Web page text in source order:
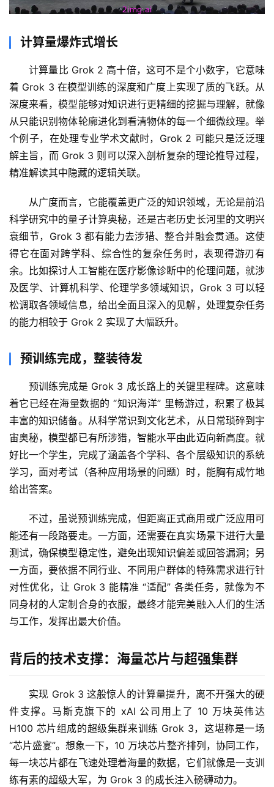
量
化
绘
梦
计算量爆炸式增长
计算量比 Grok 2 高十倍，这可不是个小数字，它意味
着 Grok 3 在模型训练的深度和广度上实现了质的飞跃。从
深度来看，模型能够对知识进行更精细的挖掘与理解，就像
从只能识别物体轮廓进化到看清物体的每一个细微纹理。举
个例子，在处理专业学术文献时，Grok 2 可能只是泛泛理
解主旨，而 Grok 3 则可以深入剖析复杂的理论推导过程，
精准解读其中隐藏的逻辑关联。
从广度而言，它能覆盖更广泛的知识领域，无论是前沿
科学研究中的量子计算奥秘，还是古老历史长河里的文明兴
衰细节，Grok 3 都有能力去涉猎、整合并融会贯通。这使
得它在面对跨学科、综合性的复杂任务时，表现得游刃有
余。比如探讨人工智能在医疗影像诊断中的伦理问题，就涉
及医学、计算机科学、伦理学多领域知识，Grok 3 可以轻
松调取各领域信息，给出全面且深入的见解，处理复杂任务
的能力相较于 Grok 2 实现了大幅跃升。
预训练完成，整装待发
预训练完成是 Grok 3 成长路上的关键里程碑。这意味
着它已经在海量数据的 “知识海洋” 里畅游过，积累了极其
丰富的知识储备。从科学常识到文化艺术，从日常琐碎到宇
宙奥秘，模型都已有所涉猎，智能水平由此迈向新高度。就
好比一个学生，完成了涵盖各个学科、各个层级知识的系统
学习，面对考试（各种应用场景的问题）时，能胸有成竹地
给出答案。
不过，虽说预训练完成，但距离正式商用或广泛应用可
能还有一段路要走。一方面，还需要在真实场景下进行大量
测试，确保模型稳定性，避免出现知识偏差或回答漏洞；另
一方面，要依据不同行业、不同用户群体的特殊需求进行针
对性优化，让 Grok 3 能精准 “适配” 各类任务，就像为不
同身材的人定制合身的衣服，最终才能完美融入人们的生活
与工作，发挥出最大价值。
背后的技术支撑：海量芯片与超强集群
实现 Grok 3 这般惊人的计算量提升，离不开强大的硬
件支撑。马斯克旗下的 xAI 公司用上了 10 万块英伟达
H100 芯片组成的超级集群来训练 Grok 3，这堪称是一场
“芯片盛宴”。想象一下，10 万块芯片整齐排列，协同工作，
每一块芯片都在飞速处理着海量的数据，它们就像是一支训
练有素的超级大军，为 Grok 3 的成长注入磅礴动力。